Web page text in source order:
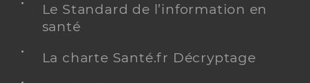
Le Standard de l’information en
santé
La charte Santé.fr Décryptage